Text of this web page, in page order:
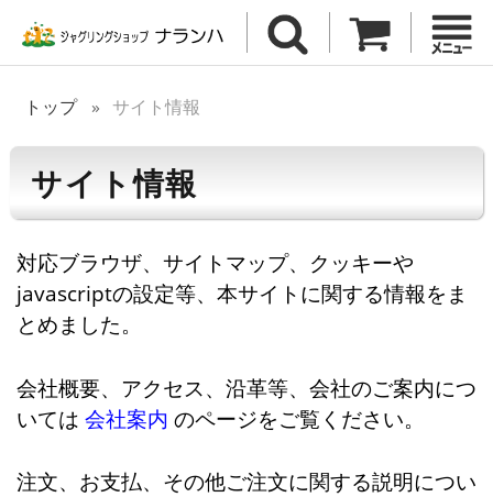
トップ サイト情報
サイト情報
対応ブラウザ、サイトマップ、クッキーや
javascriptの設定等、本サイトに関する情報をま
とめました。
会社概要、アクセス、沿革等、会社のご案内につ
いては 会社案内 のページをご覧ください。
注文、お支払、その他ご注文に関する説明につい